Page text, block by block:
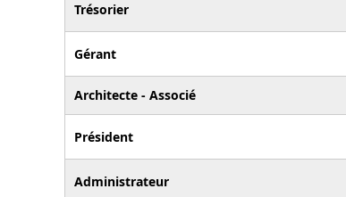
Trésorier
Gérant
Architecte - Associé
Président
Administrateur